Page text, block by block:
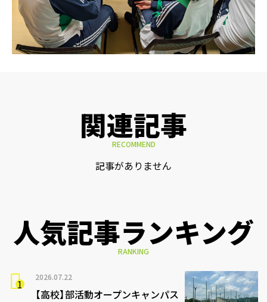
関連記事
RECOMMEND
記事がありません
人気記事ランキング
RANKING
2026.07.22
【高校】部活動オープンキャンパス